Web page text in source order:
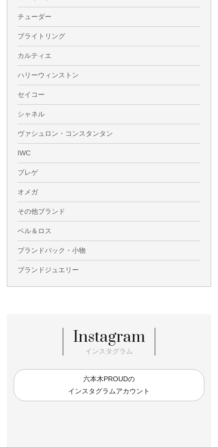
チューダー
ブライトリング
カルティエ
ハリーウィンストン
セイコー
シャネル
ヴァシュロン・コンスタンタン
IWC
ブレゲ
オメガ
その他ブランド
ベル＆ロス
ブランドバック・小物
ブランドジュエリー
Instagram
インスタグラム
六本木PROUDの
インスタグラムアカウント